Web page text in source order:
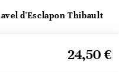
d'Esclapon Thibault
24,50 €